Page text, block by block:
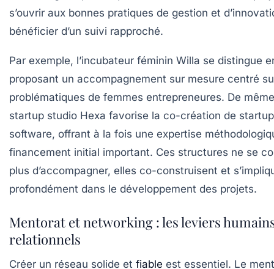
s’ouvrir aux bonnes pratiques de gestion et
bénéficier d’un suivi rapproché.
Par exemple, l’incubateur féminin Willa se distingue
proposant un accompagnement sur mesure centré
problématiques de femmes entrepreneures. De
startup studio Hexa favorise la co-création de
software, offrant à la fois une expertise
financement initial important. Ces structures ne se
plus d’accompagner, elles co-construisent et
profondément dans le développement des projets.
Mentorat et networking : les leviers
relationnels
Créer un réseau solide et fiable est essentiel. Le